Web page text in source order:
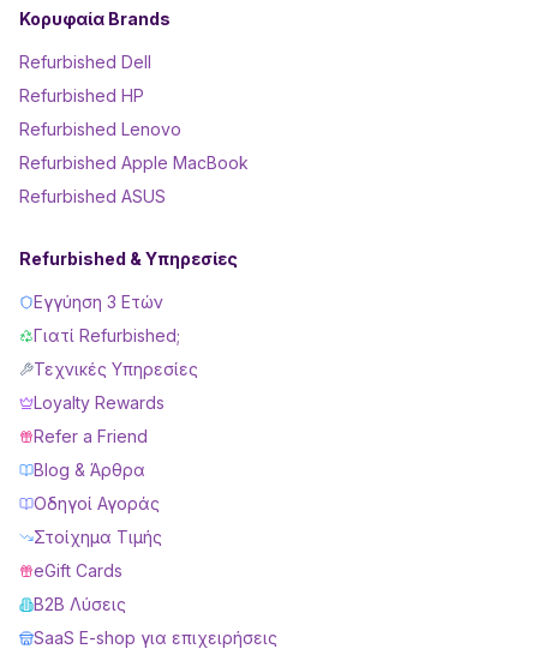
Κορυφαία Brands
Refurbished Dell
Refurbished HP
Refurbished Lenovo
Refurbished Apple MacBook
Refurbished ASUS
Refurbished & Υπηρεσίες
Εγγύηση 3 Ετών
Γιατί Refurbished;
Τεχνικές Υπηρεσίες
Loyalty Rewards
Refer a Friend
Blog & Άρθρα
Οδηγοί Αγοράς
Στοίχημα Τιμής
eGift Cards
B2B Λύσεις
SaaS E-shop για επιχειρήσεις